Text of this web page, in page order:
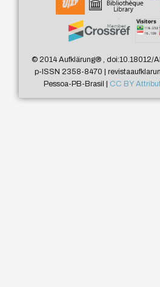
© 2014 Aufklärung®, doi:10.18012/
p-ISSN 2358-8470 |
Pessoa-PB-Brasil | CC BY